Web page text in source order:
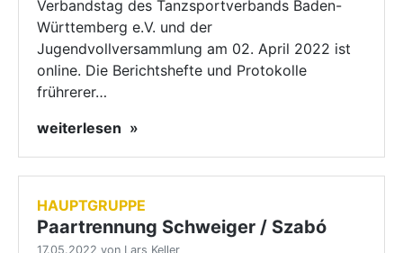
Verbandstag des Tanzsportverbands Baden-
Württemberg e.V. und der
Jugendvollversammlung am 02. April 2022 ist
online. Die Berichtshefte und Protokolle
frührerer…
weiterlesen
HAUPTGRUPPE
Paartrennung Schweiger / Szabó
17.05.2022 von Lars Keller